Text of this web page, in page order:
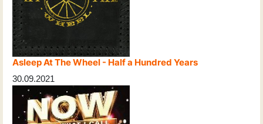
Asleep At The Wheel - Half a Hundred Years
30.09.2021